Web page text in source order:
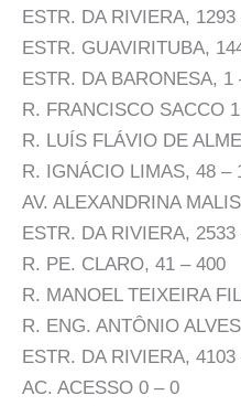
ESTR. DA RIVIERA, 1293
ESTR. GUAVIRITUBA,
ESTR. DA BARONESA, 1
R. FRANCISCO SACCO
R. LUÍS FLÁVIO DE
R. IGNÁCIO LIMAS, 48 –
AV. ALEXANDRINA
ESTR. DA RIVIERA, 2533
R. PE. CLARO, 41 – 400
R. MANOEL TEIXEIRA
R. ENG. ANTÔNIO
ESTR. DA RIVIERA, 4103
AC. ACESSO 0 – 0